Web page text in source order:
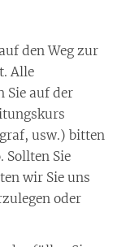
den Weg zur
Alle
Sie auf der
usw.) bitten
Sollten Sie
wir Sie uns
oder